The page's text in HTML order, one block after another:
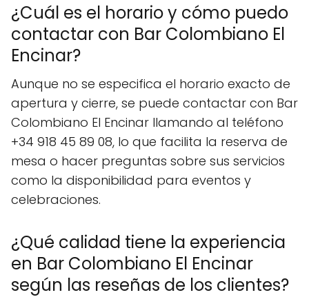
¿Cuál es el horario y cómo puedo
contactar con Bar Colombiano El
Encinar?
Aunque no se especifica el horario exacto de
apertura y cierre, se puede contactar con Bar
Colombiano El Encinar llamando al teléfono
+34 918 45 89 08, lo que facilita la reserva de
mesa o hacer preguntas sobre sus servicios
como la disponibilidad para eventos y
celebraciones.
¿Qué calidad tiene la experiencia
en Bar Colombiano El Encinar
según las reseñas de los clientes?